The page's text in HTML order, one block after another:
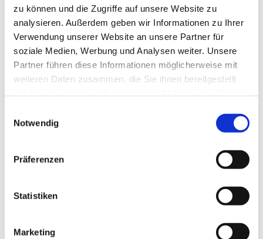
zu können und die Zugriffe auf unsere Website zu
analysieren. Außerdem geben wir Informationen zu Ihrer
Verwendung unserer Website an unsere Partner für
soziale Medien, Werbung und Analysen weiter. Unsere
Partner führen diese Informationen möglicherweise mit
weiteren Daten zusammen, die Sie ihnen bereitgestellt
Notwendig
Präferenzen
Statistiken
Marketing
Dies könnte Sie auch